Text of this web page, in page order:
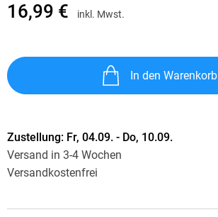
16,99 € inkl. Mwst.
In den Warenkorb
Zustellung: Fr, 04.09. - Do, 10.09.
Versand in 3-4 Wochen
Versandkostenfrei